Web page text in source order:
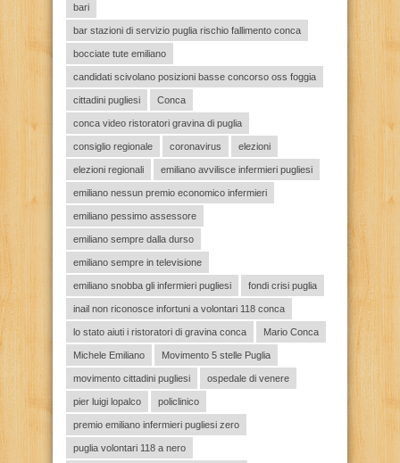
bari
bar stazioni di servizio puglia rischio fallimento conca
bocciate tute emiliano
candidati scivolano posizioni basse concorso oss foggia
cittadini pugliesi Conca
conca video ristoratori gravina di puglia
consiglio regionale coronavirus elezioni
elezioni regionali emiliano avvilisce infermieri pugliesi
emiliano nessun premio economico infermieri
emiliano pessimo assessore
emiliano sempre dalla durso
emiliano sempre in televisione
emiliano snobba gli infermieri pugliesi fondi crisi puglia
inail non riconosce infortuni a volontari 118 conca
lo stato aiuti i ristoratori di gravina conca Mario Conca
Michele Emiliano Movimento 5 stelle Puglia
movimento cittadini pugliesi ospedale di venere
pier luigi lopalco policlinico
premio emiliano infermieri pugliesi zero
puglia volontari 118 a nero